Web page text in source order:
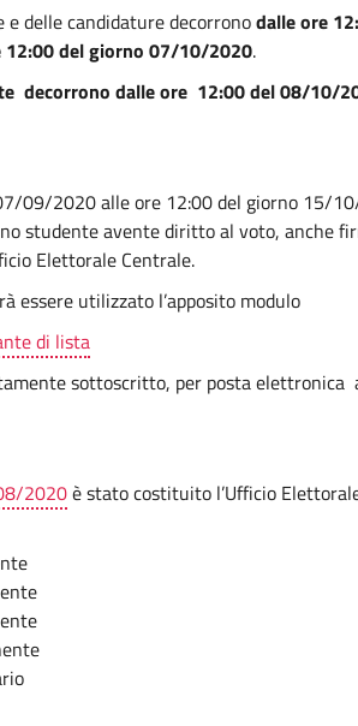
delle candidature decorronodalle ore
12:00 del giorno 07/10/2020.
decorrono dalle ore 12:00 del 08/10/
09/2020 alle ore 12:00 del giorno 15/
studente avente diritto al voto, anche
Elettorale Centrale.
essere utilizzato l’apposito modulo
di lista
sottoscritto, per posta elettronica
2020è stato costituito l’Ufficio